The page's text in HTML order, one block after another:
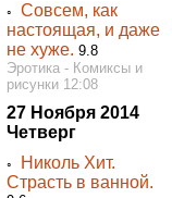
◦Совсем, как
настоящая, и даже
не хуже. 9.8
Эротика - Комиксы и
рисунки 12:08
27 Ноября 2014
Четверг
◦
Николь Хит.
Страсть в ванной.